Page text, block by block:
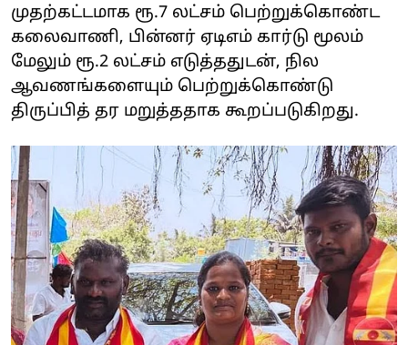
முதற்கட்டமாக ரூ.7 லட்சம் பெற்றுக்கொண்ட
கலைவாணி, பின்னர் ஏடிஎம் கார்டு மூலம்
மேலும் ரூ.2 லட்சம் எடுத்ததுடன், நில
ஆவணங்களையும் பெற்றுக்கொண்டு
திருப்பித் தர மறுத்ததாக கூறப்படுகிறது.